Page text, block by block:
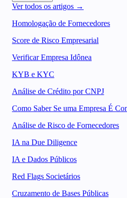
Ver todos os artigos →
Homologação de Fornecedores
Score de Risco Empresarial
Verificar Empresa Idônea
KYB e KYC
Análise de Crédito por CNPJ
Como Saber Se uma Empresa É
Análise de Risco de Fornecedores
IA na Due Diligence
IA e Dados Públicos
Red Flags Societários
Cruzamento de Bases Públicas